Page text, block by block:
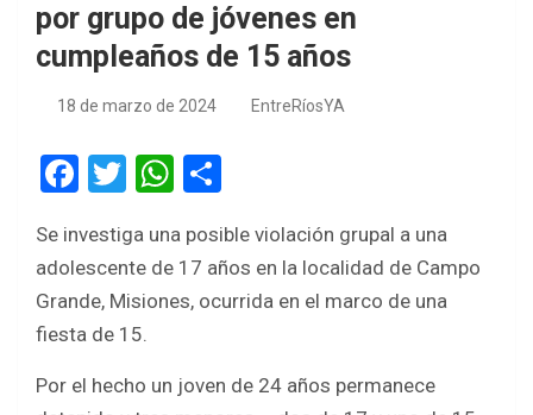
por grupo de jóvenes en
cumpleaños de 15 años
18 de marzo de 2024 EntreRíosYA
F
ce
b
o
k
T
tt
er
W
at
s
A
p
ar
e
Se investiga una posible violación grupal a una
adolescente de 17 años en la localidad de Campo
Grande, Misiones, ocurrida en el marco de una
fiesta de 15.
Por el hecho un joven de 24 años permanece